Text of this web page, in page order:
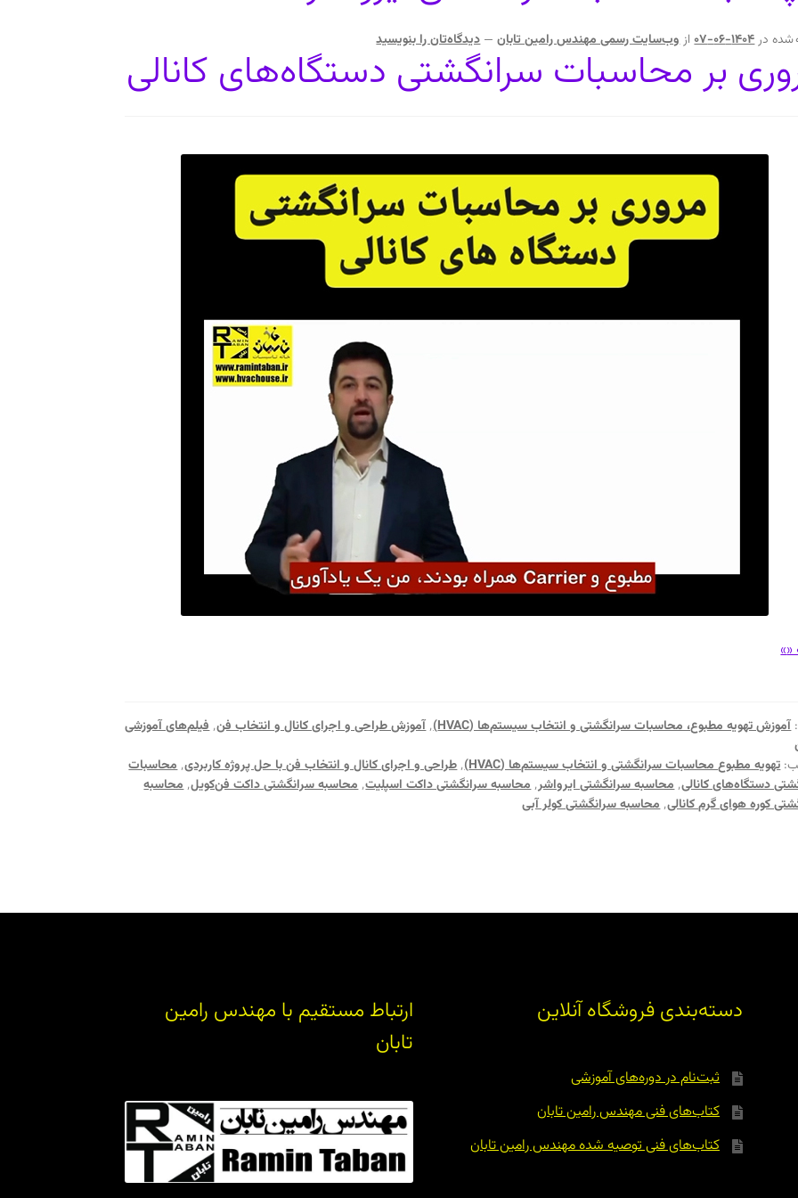
شده در1404-06-07 ازوب‌سایت رسمی مهندس رامین تابان —دیدگاه‌تان را بنویسید
بر محاسبات سرانگشتی دستگاه‌های کانالی
«مروری
سرانگشتی
دستگاه‌های
کانالی
»
آموزش تهویه مطبوع، محاسبات سرانگشتی و انتخاب سیستم‌ها (HVAC) ٬آموزش طراحی و اجرای کانال و انتخاب فن٬فیلم‌های آموزشی
تهویه مطبوع محاسبات سرانگشتی و انتخاب سیستم‌ها (HVAC) ٬طراحی و اجرای کانال و انتخاب فن با حل پروژه کاربردی٬محاسبات
دستگاه‌های کانالی٬محاسبه سرانگشتی ایرواشر٬محاسبه سرانگشتی داکت اسپلیت٬محاسبه سرانگشتی داکت فن‌کویل٬محاسبه
کوره هوای گرم کانالی٬محاسبه سرانگشتی کولر آبی
دسته‌بندی فروشگاه آنلاین
ثبت‌نام در دوره‌های آموزشی
کتاب‌های فنی مهندس رامین تابان
کتاب‌های فنی توصیه شده مهندس رامین تابان
ارتباط مستقیم با مهندس رامین
تابان